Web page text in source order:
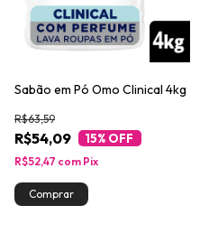
Sabão em Pó Omo Clinical 4kg
R$54,09
R$63,59
15% OFF
R$52,47 com Pix